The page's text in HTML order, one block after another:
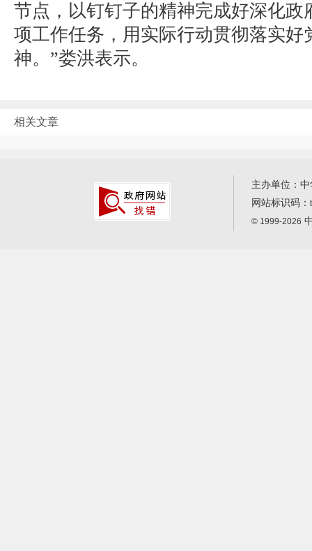
节点，以钉钉子的精神完成好深化政
项工作任务，用实际行动贯彻落实好
神。”娄洪表示。
相关文章
主办单位：
网站标识码：
© 1999-2026